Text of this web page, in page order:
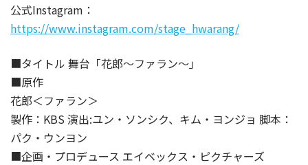
公式Instagram：
https://www.instagram.com/stage_hwarang/
■タイトル 舞台「花郎～ファラン～」
■原作
花郎＜ファラン＞
製作：KBS 演出:ユン・ソンシク、キム・ヨンジョ 脚本：
パク・ウンヨン
■企画・プロデュース エイベックス・ピクチャーズ